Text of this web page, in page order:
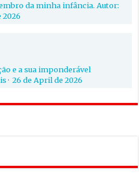
da minha infância. Autor:
2026
e a sua imponderável
·26 de April de 2026